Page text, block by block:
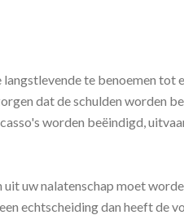
te benoemen tot
dat de schulden worden
worden beëindigd,
uw nalatenschap moet
echtscheiding dan heeft de